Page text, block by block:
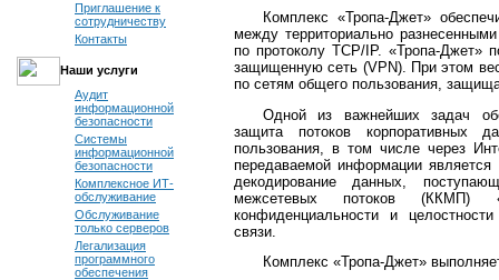
Приглашение к
сотрудничеству
Контакты
Наши услуги
Аудит
информационной
безопасности
Системы
информационной
безопасности
Комплексное ИТ-
обслуживание
Обслуживание
только серверов
Легализация
программного
обеспечения
Комплекс «Тропа-Джет»
между территориально
по протоколу TCP/IP. «Тропа-Джет»
защищенную сеть (VPN). При этом
по сетям общего пользования,
Одной из важнейших задач
защита потоков корпоративных
пользования, в том числе через
передаваемой информации
декодирование данных,
межсетевых потоков (ККМП)
конфиденциальности и
связи.
Комплекс «Тропа-Джет»